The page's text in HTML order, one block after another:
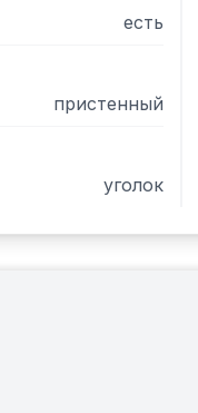
есть
пристенный
уголок